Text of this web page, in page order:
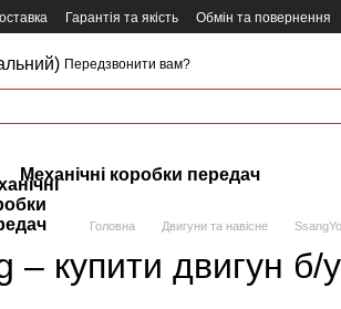
Гарантія та якість Обмін та повернення
Передзвонити вам?
Механічні коробки передач
Головна Двигуни та навісне
купити двигун б/